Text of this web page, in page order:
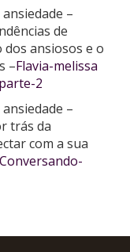
–
de
ansiosos e o
–Flavia-melissa
2
–
trás da
com a sua